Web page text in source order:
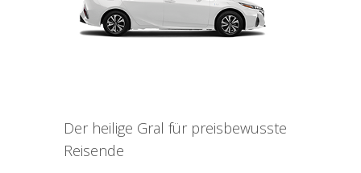
Der heilige Gral für preisbewusste
Reisende